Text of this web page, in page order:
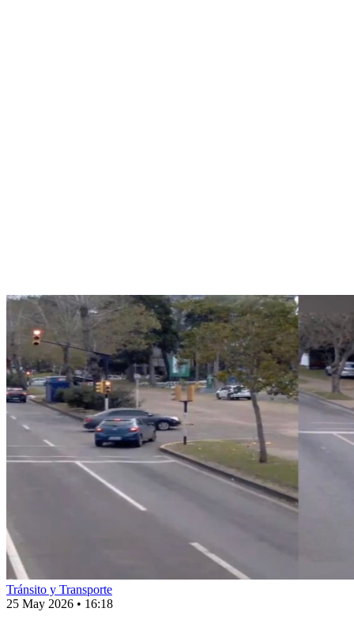
Tránsito y Transporte
25 May 2026 • 16:18